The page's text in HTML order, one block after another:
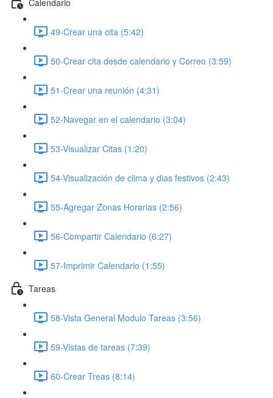
49-Crear una cita (5:42)
50-Crear cita desde calendario y Correo (3:59)
51-Crear una reunión (4:31)
52-Navegar en el calendario (3:04)
53-Visualizar Citas (1:20)
54-Visualización de clima y dias festivos (2:43)
55-Agregar Zonas Horarias (2:56)
56-Compartir Calendario (6:27)
57-Imprimir Calendario (1:55)
Tareas
58-Vista General Modulo Tareas (3:56)
59-Vistas de tareas (7:39)
60-Crear Treas (8:14)